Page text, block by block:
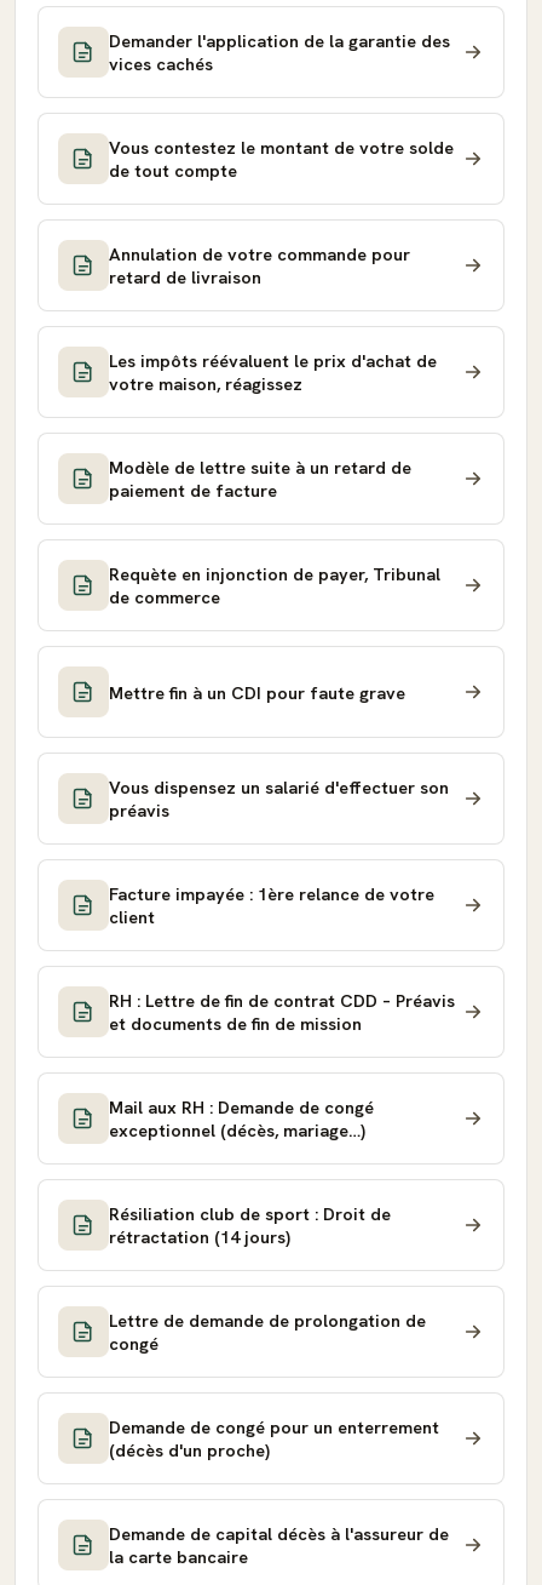
Demander l'application de la garantie des
vices cachés
Vous contestez le montant de votre solde
de tout compte
Annulation de votre commande pour
retard de livraison
Les impôts réévaluent le prix d'achat de
votre maison, réagissez
Modèle de lettre suite à un retard de
paiement de facture
Requète en injonction de payer, Tribunal
de commerce
Mettre fin à un CDI pour faute grave
Vous dispensez un salarié d'effectuer son
préavis
Facture impayée : 1ère relance de votre
client
RH : Lettre de fin de contrat CDD – Préavis
et documents de fin de mission
Mail aux RH : Demande de congé
exceptionnel (décès, mariage…)
Résiliation club de sport : Droit de
rétractation (14 jours)
Lettre de demande de prolongation de
congé
Demande de congé pour un enterrement
(décès d'un proche)
Demande de capital décès à l'assureur de
la carte bancaire